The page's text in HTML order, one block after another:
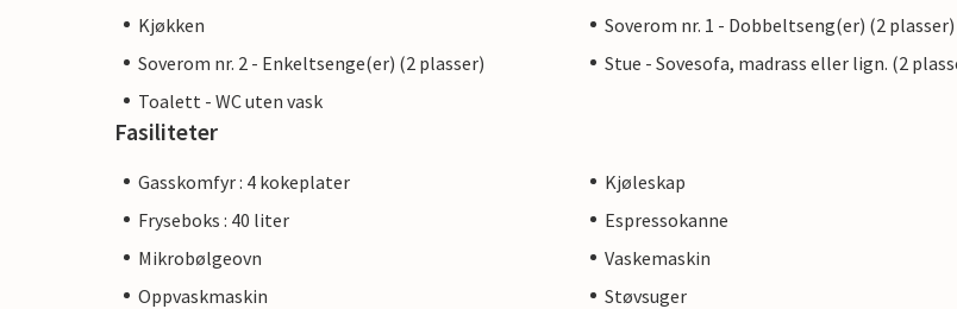
Kjøkken
Soverom nr. 1 - Dobbeltseng(er) (2 plasser)
Soverom nr. 2 - Enkeltsenge(er) (2 plasser)
Stue - Sovesofa, madrass eller lign. (2
Toalett - WC uten vask
Fasiliteter
Gasskomfyr : 4 kokeplater
Kjøleskap
Fryseboks : 40 liter
Espressokanne
Mikrobølgeovn
Vaskemaskin
Oppvaskmaskin
Støvsuger